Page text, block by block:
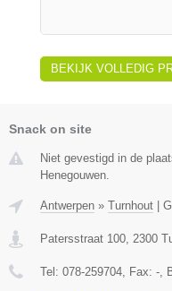
BEKIJK VOLLEDIG
Snack on site
Niet gevestigd in de
Henegouwen.
Antwerpen » Turnhout
Patersstraat 100, 2300
Tel: 078-259704, Fax: -,